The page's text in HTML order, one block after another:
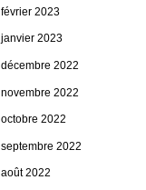
février 2023
janvier 2023
décembre 2022
novembre 2022
octobre 2022
septembre 2022
août 2022